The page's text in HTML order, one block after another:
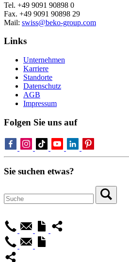
Tel. +49 9091 90898 0
Fax. +49 9091 90898 29
Mail: swiss@beko-group.com
Links
Unternehmen
Karriere
Standorte
Datenschutz
AGB
Impressum
Folgen Sie uns auf
Sie suchen etwas?